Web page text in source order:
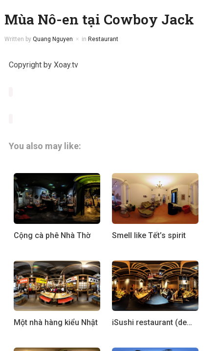
Mùa Nô-en tại Cowboy Jack
Written by Quang Nguyen in Restaurant
Copyright by Xoay.tv
You also may like:
Cộng cà phê Nhà Thờ Smell like Tết’s spirit
Một nhà hàng kiểu Nhật iSushi restaurant (demo)